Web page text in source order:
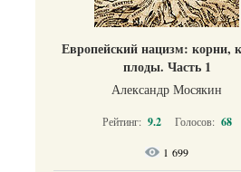
Европейский нацизм: корни,
плоды. Часть 1
Александр Мосякин
Рейтинг: 9.2 Голосов: 68
1 699